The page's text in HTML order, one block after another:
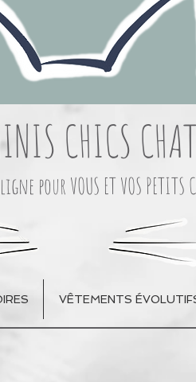
CHICS
pour VOUS ET VOS PETITS
VÊTEMENTS